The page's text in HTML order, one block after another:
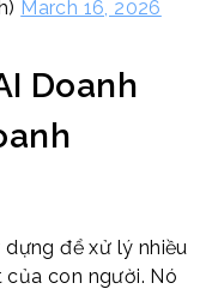
March 16, 2026
Doanh
để xử lý nhiều
con người. Nó